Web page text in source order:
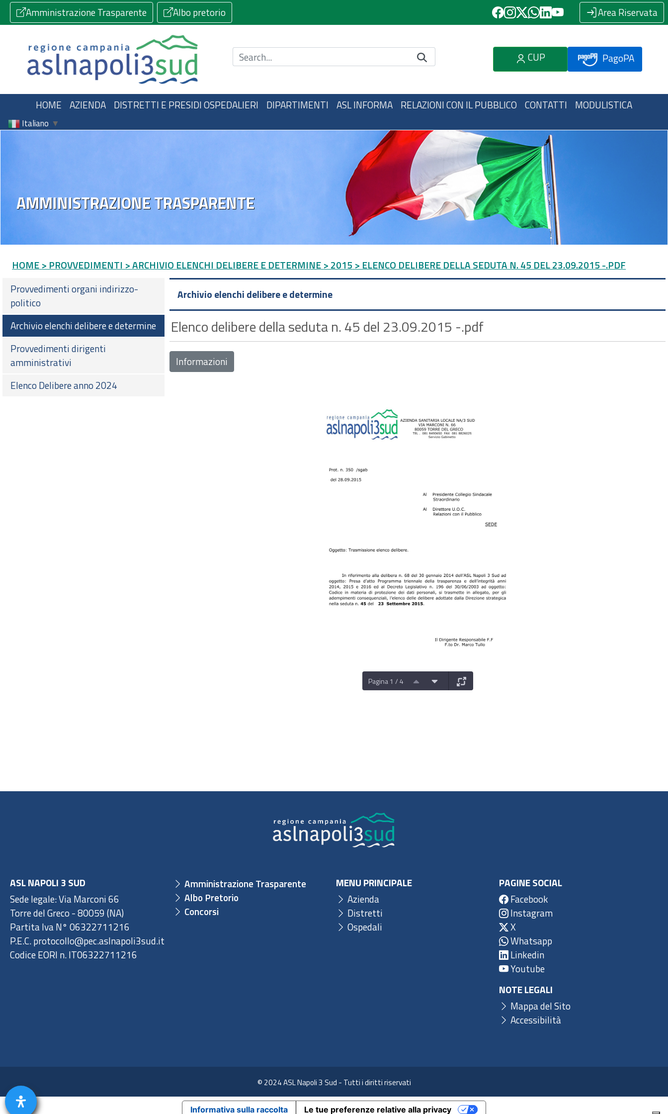
Amministrazione Trasparente Albo pretorio Area Riservata
Cerca nel sito CUP PagoPA
HOME AZIENDA DISTRETTI E PRESIDI OSPEDALIERI DIPARTIMENTI ASL INFORMA RELAZIONI CON IL PUBBLICO CONTATTI MODULISTICA
Italiano ▼
AMMINISTRAZIONE TRASPARENTE
HOME > PROVVEDIMENTI > ARCHIVIO ELENCHI DELIBERE E DETERMINE > 2015 > ELENCO DELIBERE DELLA SEDUTA N. 45 DEL 23.09.2015 -.PDF
Provvedimenti organi indirizzo-
politico
Archivio elenchi delibere e determine
Provvedimenti dirigenti
amministrativi
Elenco Delibere anno 2024
Archivio elenchi delibere e determine
Elenco delibere della seduta n. 45 del 23.09.2015 -.pdf
Informazioni
Pagina 1 / 4
ASL NAPOLI 3 SUD
Sede legale: Via Marconi 66
Torre del Greco - 80059 (NA)
Partita Iva N° 06322711216
P.E.C. protocollo@pec.aslnapoli3sud.it
Codice EORI n. IT06322711216
Amministrazione Trasparente
Albo Pretorio
Concorsi
MENU PRINCIPALE
Azienda
Distretti
Ospedali
PAGINE SOCIAL
Facebook
Instagram
X
Whatsapp
Linkedin
Youtube
NOTE LEGALI
Mappa del Sito
Accessibilità
© 2024 ASL Napoli 3 Sud - Tutti i diritti riservati
Informativa sulla raccolta Le tue preferenze relative alla privacy